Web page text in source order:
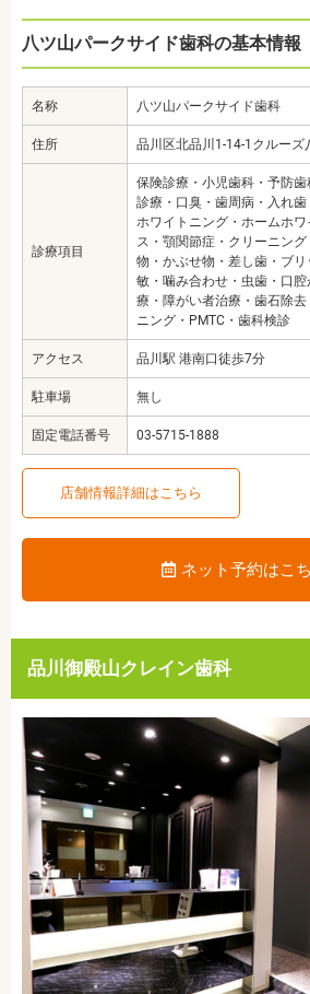
八ツ山パークサイド歯科の基本情報
名称 八ツ山パークサイド歯科
住所 品川区北品川1-14-1クルーズ
診療項目
保険診療・小児歯科・予防
診療・口臭・歯周病・入れ歯
ホワイトニング・ホームホ
ス・顎関節症・クリーニン
物・かぶせ物・差し歯・ブ
敏・噛み合わせ・虫歯・口
療・障がい者治療・歯石除
ニング・PMTC・歯科検診
アクセス 品川駅 港南口徒歩7分
駐車場 無し
固定電話番号 03-5715-1888
店舗情報詳細はこちら
ネット予約はこ
品川御殿山クレイン歯科